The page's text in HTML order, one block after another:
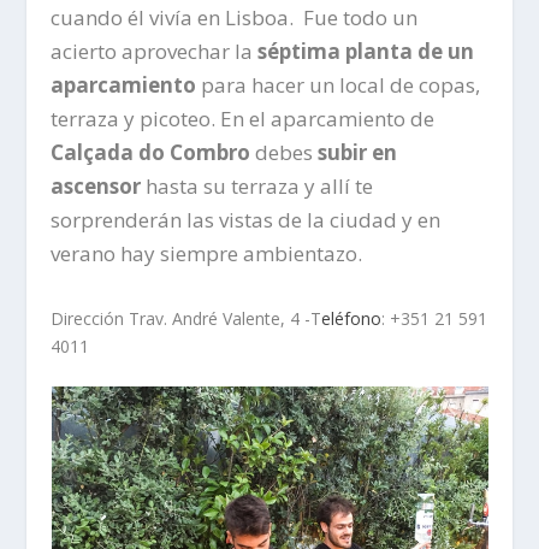
cuando él vivía en Lisboa. Fue todo un
acierto aprovechar laséptima planta de un
aparcamiento para hacer un local de copas,
terraza y picoteo. En el aparcamiento de
Calçada do Combrodebessubir en
ascensor hasta su terraza y allí te
sorprenderán las vistas de la ciudad y en
verano hay siempre ambientazo.
Dirección Trav. André Valente, 4 -Teléfono: +351 21 591
4011